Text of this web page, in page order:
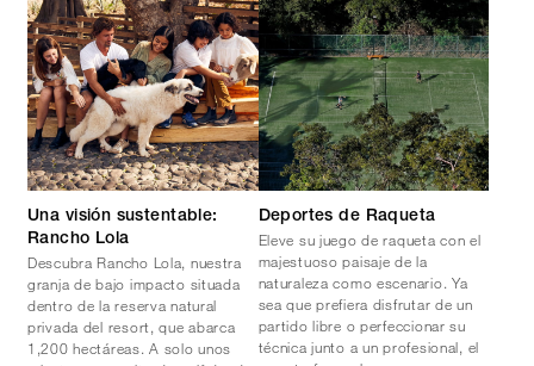
Una visión sustentable:
Rancho Lola
Descubra Rancho Lola, nuestra
granja de bajo impacto situada
dentro de la reserva natural
privada del resort, que abarca
1,200 hectáreas. A solo unos
Deportes de Raqueta
Eleve su juego de raqueta con el
majestuoso paisaje de la
naturaleza como escenario. Ya
sea que prefiera disfrutar de un
partido libre o perfeccionar su
técnica junto a un profesional, el